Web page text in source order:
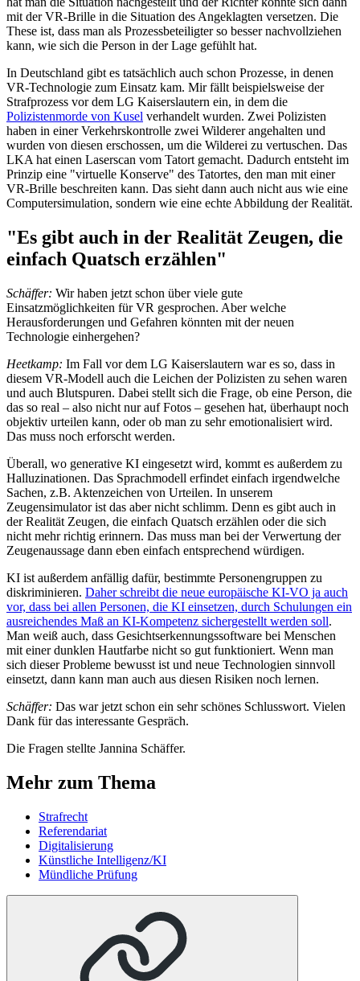
mit der VR-Brille in die Situation des Angeklagten versetzen. Die
These ist, dass man als Prozessbeteiligter so besser nachvollziehen
kann, wie sich die Person in der Lage gefühlt hat.
In Deutschland gibt es tatsächlich auch schon Prozesse, in denen
VR-Technologie zum Einsatz kam. Mir fällt beispielsweise der
Strafprozess vor dem LG Kaiserslautern ein, in dem die
Polizistenmorde von Kusel verhandelt wurden. Zwei Polizisten
haben in einer Verkehrskontrolle zwei Wilderer angehalten und
wurden von diesen erschossen, um die Wilderei zu vertuschen. Das
LKA hat einen Laserscan vom Tatort gemacht. Dadurch entsteht im
Prinzip eine "virtuelle Konserve" des Tatortes, den man mit einer
VR-Brille beschreiten kann. Das sieht dann auch nicht aus wie eine
Computersimulation, sondern wie eine echte Abbildung der Realität.
"Es gibt auch in der Realität Zeugen, die
einfach Quatsch erzählen"
Schäffer: Wir haben jetzt schon über viele gute
Einsatzmöglichkeiten für VR gesprochen. Aber welche
Herausforderungen und Gefahren könnten mit der neuen
Technologie einhergehen?
Heetkamp: Im Fall vor dem LG Kaiserslautern war es so, dass in
diesem VR-Modell auch die Leichen der Polizisten zu sehen waren
und auch Blutspuren. Dabei stellt sich die Frage, ob eine Person, die
das so real – also nicht nur auf Fotos – gesehen hat, überhaupt noch
objektiv urteilen kann, oder ob man zu sehr emotionalisiert wird.
Das muss noch erforscht werden.
Überall, wo generative KI eingesetzt wird, kommt es außerdem zu
Halluzinationen. Das Sprachmodell erfindet einfach irgendwelche
Sachen, z.B. Aktenzeichen von Urteilen. In unserem
Zeugensimulator ist das aber nicht schlimm. Denn es gibt auch in
der Realität Zeugen, die einfach Quatsch erzählen oder die sich
nicht mehr richtig erinnern. Das muss man bei der Verwertung der
Zeugenaussage dann eben einfach entsprechend würdigen.
KI ist außerdem anfällig dafür, bestimmte Personengruppen zu
diskriminieren. Daher schreibt die neue europäische KI-VO ja auch
vor, dass bei allen Personen, die KI einsetzen, durch Schulungen ein
ausreichendes Maß an KI-Kompetenz sichergestellt werden soll.
Man weiß auch, dass Gesichtserkennungssoftware bei Menschen
mit einer dunklen Hautfarbe nicht so gut funktioniert. Wenn man
sich dieser Probleme bewusst ist und neue Technologien sinnvoll
einsetzt, dann kann man auch aus diesen Risiken noch lernen.
Schäffer: Das war jetzt schon ein sehr schönes Schlusswort. Vielen
Dank für das interessante Gespräch.
Die Fragen stellte Jannina Schäffer.
Mehr zum Thema
Strafrecht
Referendariat
Digitalisierung
Künstliche Intelligenz/KI
Mündliche Prüfung